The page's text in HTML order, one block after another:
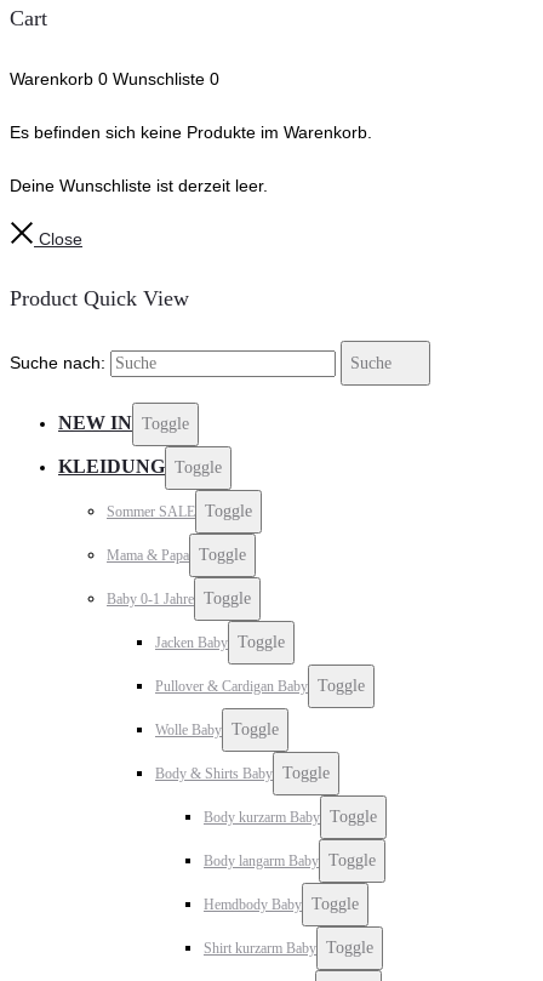
Cart
Warenkorb 0 Wunschliste 0
Es befinden sich keine Produkte im Warenkorb.
Deine Wunschliste ist derzeit leer.
Close
Product Quick View
Suche nach: Suche
NEW IN Toggle
KLEIDUNG Toggle
Sommer SALE Toggle
Mama & Papa Toggle
Baby 0-1 Jahre Toggle
Jacken Baby Toggle
Pullover & Cardigan Baby Toggle
Wolle Baby Toggle
Body & Shirts Baby Toggle
Body kurzarm Baby Toggle
Body langarm Baby Toggle
Hemdbody Baby Toggle
Shirt kurzarm Baby Toggle